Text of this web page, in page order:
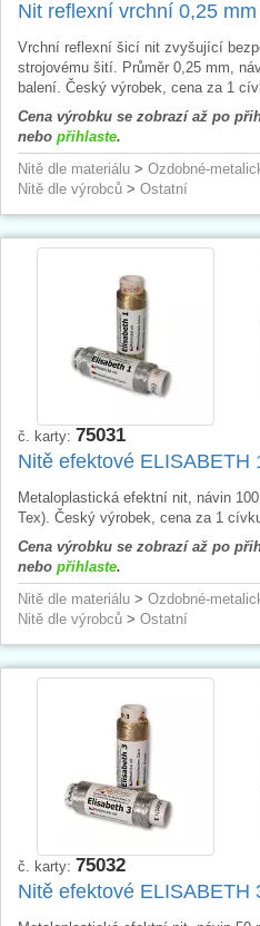
Nit reflexní vrchní 0,25
Vrchní reflexní šicí nit zvyšující
strojovému šití. Průměr 0,25 mm,
balení. Český výrobek, cena za 1
Cena výrobku se zobrazí až po
nebo přihlaste.
Nitě dle materiálu > Ozdobné-
Nitě dle výrobců > Ostatní
č. karty: 75031
Nitě efektové ELISABETH
Metaloplastická efektní nit, návin
Tex). Český výrobek, cena za 1
Cena výrobku se zobrazí až po
nebo přihlaste.
Nitě dle materiálu > Ozdobné-
Nitě dle výrobců > Ostatní
č. karty: 75032
Nitě efektové ELISABETH